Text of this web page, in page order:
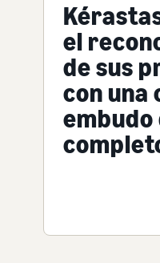
el
de sus
con una
embudo